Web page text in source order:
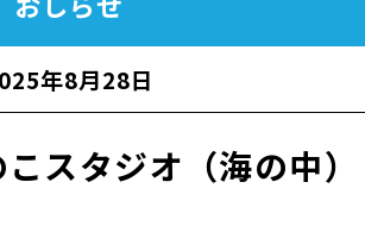
年8月28日
スタジオ（海の中）